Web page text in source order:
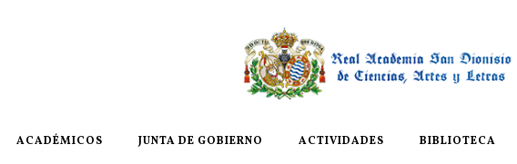
ACADÉMICOS JUNTA DE GOBIERNO ACTIVIDADES BIBLIOTECA